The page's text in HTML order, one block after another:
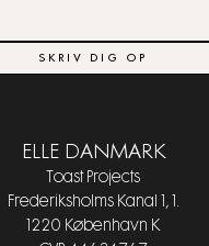
SKRIV DIG OP
ELLE DANMARK
Toast Projects
Frederiksholms Kanal 1, 1.
1220 København K